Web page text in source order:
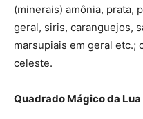
(minerais) amônia, prata,
geral, siris, caranguejos,
marsupiais em geral etc.;
celeste.
Quadrado Mágico da Lua